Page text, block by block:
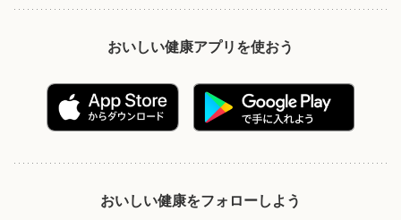
おいしい健康アプリを使おう
おいしい健康をフォローしよう